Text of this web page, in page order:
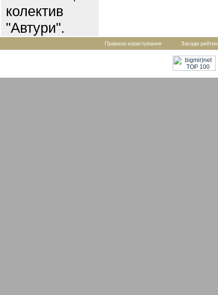
колектив
"Автури".
Правила користування Засади